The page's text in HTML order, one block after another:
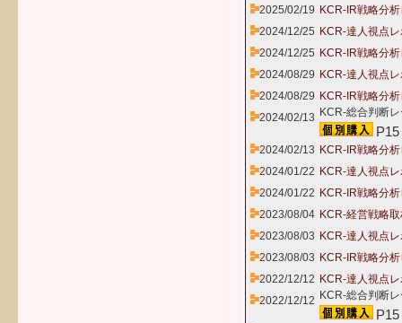
2025/02/19 KCR-IR戦略分
2024/12/25 KCR-達人視点
2024/12/25 KCR-IR戦略分
2024/08/29 KCR-達人視点
2024/08/29 KCR-IR戦略分
2024/02/13 KCR-総合判断
2024/02/13 KCR-IR戦略分
2024/01/22 KCR-達人視点
2024/01/22 KCR-IR戦略分
2023/08/04 KCR-経営戦略
2023/08/03 KCR-達人視点
2023/08/03 KCR-IR戦略分
2022/12/12 KCR-達人視点
2022/12/12 KCR-総合判断